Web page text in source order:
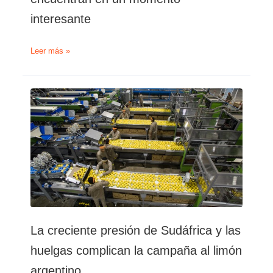
interesante
Los
de
Sudáfrica
se
encuentran
en
un
momento
interesante
Leer más »
La creciente presión de Sudáfrica y las
huelgas complican la campaña al limón